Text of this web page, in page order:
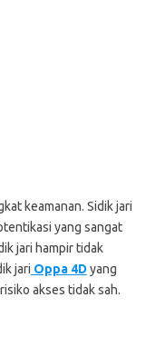
keamanan. Sidik jari
yang sangat
jari hampir tidak
jari Oppa 4D yang
akses tidak sah.